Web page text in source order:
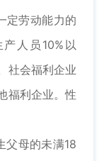
定劳动能力的
人员10%以
社会福利企业
福利企业。性
父母的未满18